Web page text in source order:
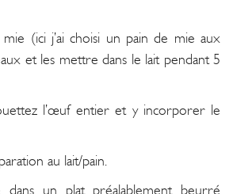
(ici j’ai choisi un pain de mie aux
et les mettre dans le lait pendant 5
l’œuf entier et y incorporer le
au lait/pain.
dans un plat préalablement beurré